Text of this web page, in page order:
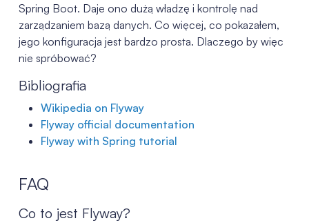
Spring Boot. Daje ono dużą władzę i kontrolę nad
zarządzaniem bazą danych. Co więcej, co pokazałem,
jego konfiguracja jest bardzo prosta. Dlaczego by więc
nie spróbować?
Bibliografia
Wikipedia on Flyway
Flyway official documentation
Flyway with Spring tutorial
FAQ
Co to jest Flyway?